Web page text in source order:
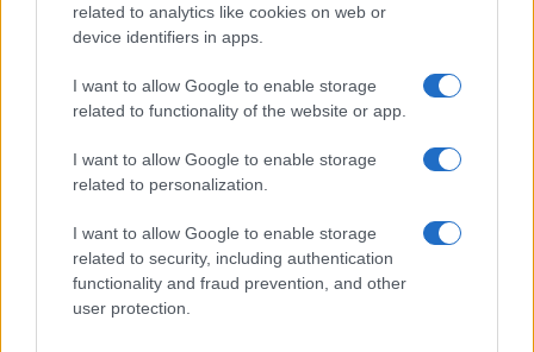
related to analytics like cookies on web or
device identifiers in apps.
I want to allow Google to enable storage
related to functionality of the website or app.
I want to allow Google to enable storage
related to personalization.
I want to allow Google to enable storage
related to security, including authentication
functionality and fraud prevention, and other
user protection.
Samsung Galaxy A56
Euro Gsm
112.000 Ft (új)